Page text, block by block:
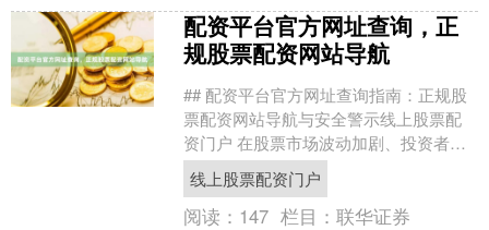
配资平台官方网址查询，正
规股票配资网站导航
## 配资平台官方网址查询指南：正规股
票配资网站导航与安全警示线上股票配
资门户 在股票市场波动加剧、投资者寻
求放大收益的背景下，股票配资作为一
种杠杆工具，吸引了....
线上股票配资门户
阅读： 147 栏目：联华证券